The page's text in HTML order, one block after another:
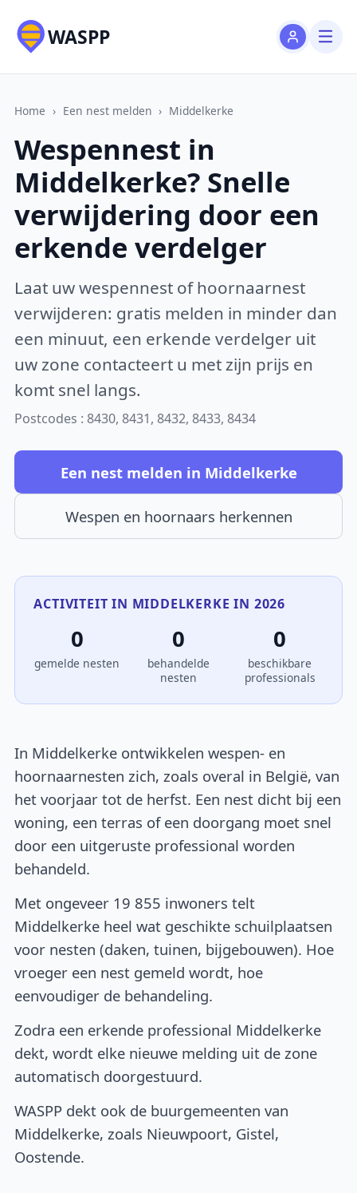
WASPP
Home › Een nest melden › Middelkerke
Wespennest in
Middelkerke? Snelle
verwijdering door een
erkende verdelger
Laat uw wespennest of hoornaarnest
verwijderen: gratis melden in minder dan
een minuut, een erkende verdelger uit
uw zone contacteert u met zijn prijs en
komt snel langs.
Postcodes : 8430, 8431, 8432, 8433, 8434
Een nest melden in Middelkerke
Wespen en hoornaars herkennen
ACTIVITEIT IN MIDDELKERKE IN 2026
0
gemelde nesten
0
behandelde
nesten
0
beschikbare
professionals
In Middelkerke ontwikkelen wespen- en
hoornaarnesten zich, zoals overal in België, van
het voorjaar tot de herfst. Een nest dicht bij een
woning, een terras of een doorgang moet snel
door een uitgeruste professional worden
behandeld.
Met ongeveer 19 855 inwoners telt
Middelkerke heel wat geschikte schuilplaatsen
voor nesten (daken, tuinen, bijgebouwen). Hoe
vroeger een nest gemeld wordt, hoe
eenvoudiger de behandeling.
Zodra een erkende professional Middelkerke
dekt, wordt elke nieuwe melding uit de zone
automatisch doorgestuurd.
WASPP dekt ook de buurgemeenten van
Middelkerke, zoals Nieuwpoort, Gistel,
Oostende.